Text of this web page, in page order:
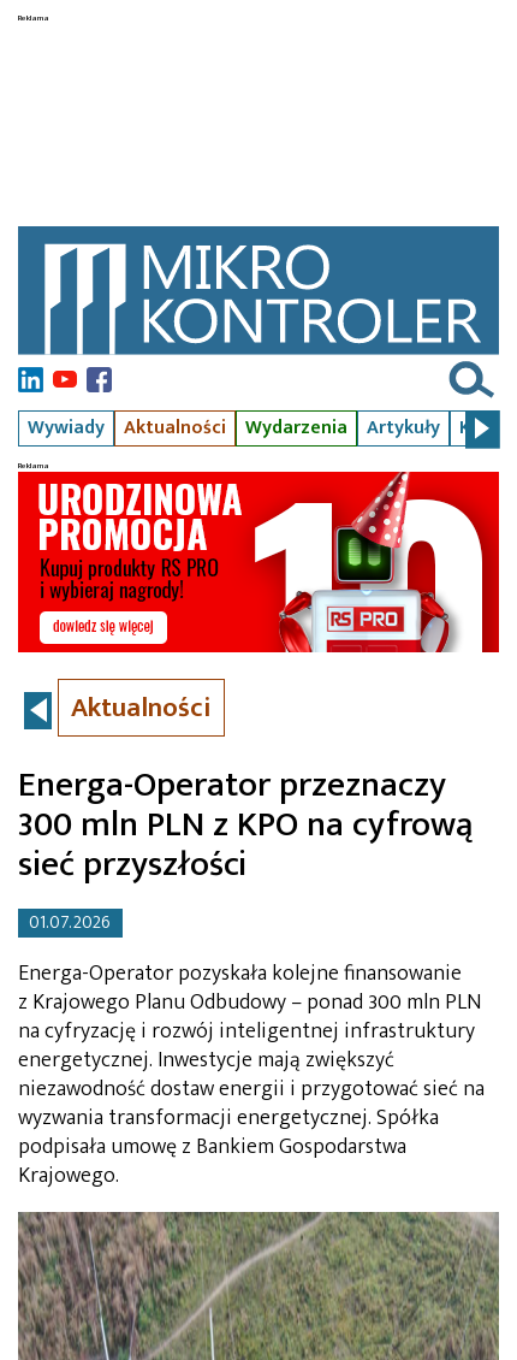
Wywiady Aktualności Wydarzenia Artykuły Kursy
Aktualności
Energa-Operator przeznaczy
300 mln PLN z KPO na cyfrową
sieć przyszłości
01.07.2026
Energa-Operator pozyskała kolejne finansowanie
z Krajowego Planu Odbudowy – ponad 300 mln PLN
na cyfryzację i rozwój inteligentnej infrastruktury
energetycznej. Inwestycje mają zwiększyć
niezawodność dostaw energii i przygotować sieć na
wyzwania transformacji energetycznej. Spółka
podpisała umowę z Bankiem Gospodarstwa
Krajowego.